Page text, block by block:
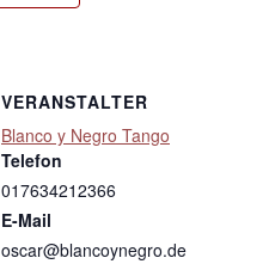
VERANSTALTER
Blanco y Negro Tango
Telefon
017634212366
E-Mail
oscar@blancoynegro.de